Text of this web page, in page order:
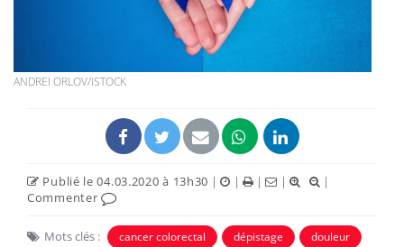
ANDREI ORLOV/ISTOCK
Publié le 04.03.2020 à 13h30 | | | |
|
Commenter
Mots clés : cancer colorectal dépistage
douleur